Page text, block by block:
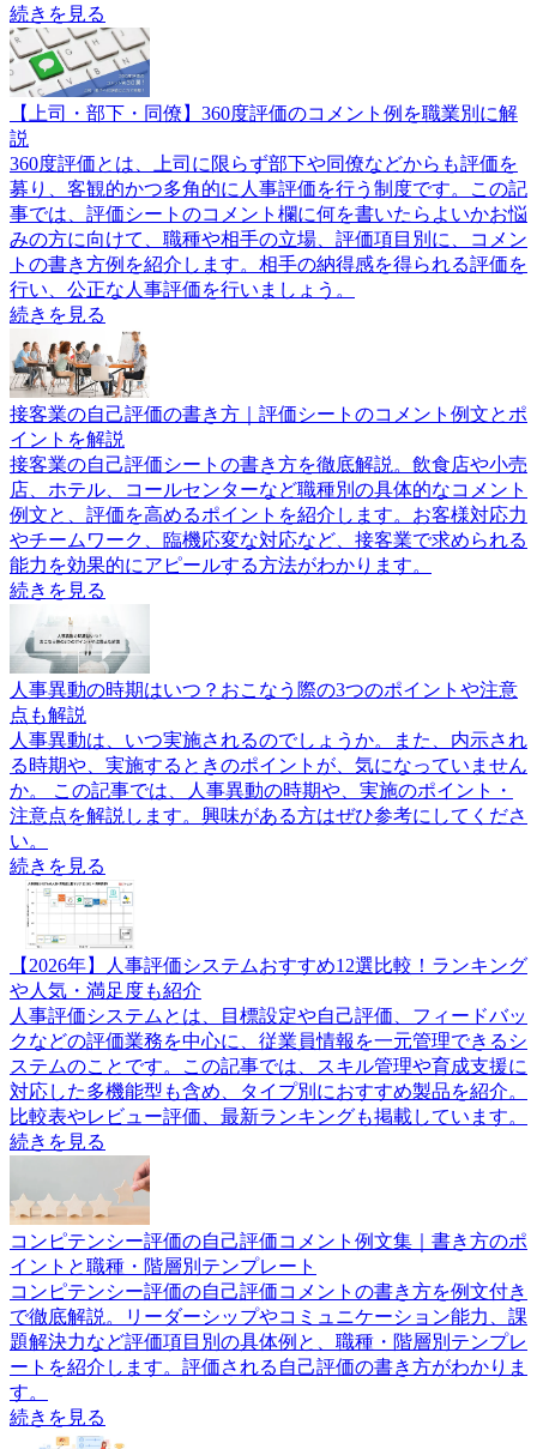
続きを見る
【上司・部下・同僚】360度評価のコメント例を職業別に解
説
360度評価とは、上司に限らず部下や同僚などからも評価を
募り、客観的かつ多角的に人事評価を行う制度です。この記
事では、評価シートのコメント欄に何を書いたらよいかお悩
みの方に向けて、職種や相手の立場、評価項目別に、コメン
トの書き方例を紹介します。相手の納得感を得られる評価を
行い、公正な人事評価を行いましょう。
続きを見る
接客業の自己評価の書き方｜評価シートのコメント例文とポ
イントを解説
接客業の自己評価シートの書き方を徹底解説。飲食店や小売
店、ホテル、コールセンターなど職種別の具体的なコメント
例文と、評価を高めるポイントを紹介します。お客様対応力
やチームワーク、臨機応変な対応など、接客業で求められる
能力を効果的にアピールする方法がわかります。
続きを見る
人事異動の時期はいつ？おこなう際の3つのポイントや注意
点も解説
人事異動は、いつ実施されるのでしょうか。また、内示され
る時期や、実施するときのポイントが、気になっていません
か。 この記事では、人事異動の時期や、実施のポイント・
注意点を解説します。興味がある方はぜひ参考にしてくださ
い。
続きを見る
【2026年】人事評価システムおすすめ12選比較！ランキング
や人気・満足度も紹介
人事評価システムとは、目標設定や自己評価、フィードバッ
クなどの評価業務を中心に、従業員情報を一元管理できるシ
ステムのことです。この記事では、スキル管理や育成支援に
対応した多機能型も含め、タイプ別におすすめ製品を紹介。
比較表やレビュー評価、最新ランキングも掲載しています。
続きを見る
コンピテンシー評価の自己評価コメント例文集｜書き方のポ
イントと職種・階層別テンプレート
コンピテンシー評価の自己評価コメントの書き方を例文付き
で徹底解説。リーダーシップやコミュニケーション能力、課
題解決力など評価項目別の具体例と、職種・階層別テンプレ
ートを紹介します。評価される自己評価の書き方がわかりま
す。
続きを見る